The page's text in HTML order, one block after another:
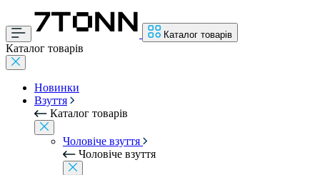
Каталог товарів
Каталог товарів
Новинки
Взуття
Каталог товарів
Чоловіче взуття
Чоловіче взуття